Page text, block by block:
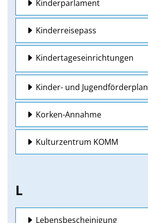
Kinderparlament
Kinderreisepass
Kindertageseinrichtungen
Kinder- und Jugendförderplan
Korken-Annahme
Kulturzentrum KOMM
L
Lebensbescheinigung